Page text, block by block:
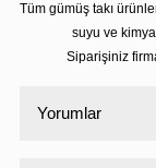
Tüm gümüş takı
suyu ve
Siparişiniz
Yorumlar